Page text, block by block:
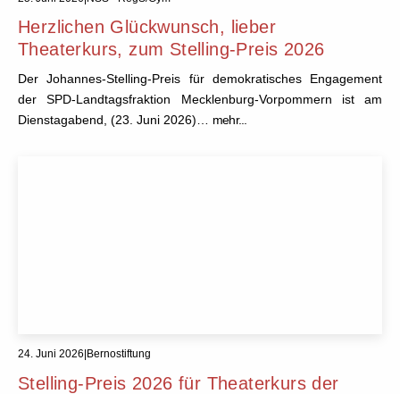
Herzlichen Glückwunsch, lieber
Theaterkurs, zum Stelling-Preis 2026
Der Johannes-Stelling-Preis für demokratisches Engagement
der SPD-Landtagsfraktion Mecklenburg-Vorpommern ist am
Dienstagabend, (23. Juni 2026)… mehr...
24. Juni 2026|Bernostiftung
Stelling-Preis 2026 für Theaterkurs der